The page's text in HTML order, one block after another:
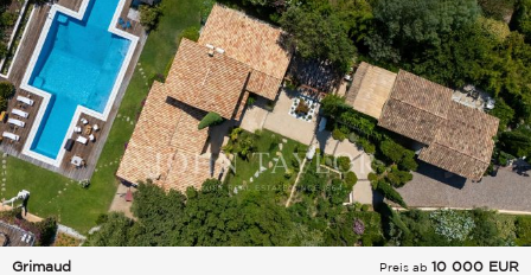
Grimaud
Preis ab 10 000 EUR